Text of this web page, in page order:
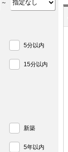
～
5分以内
15分以内
新築
5年以内